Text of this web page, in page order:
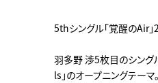
5thシングル「覚醒のAir
羽多野 渉5枚目のシング
ls」のオープニングテーマ。